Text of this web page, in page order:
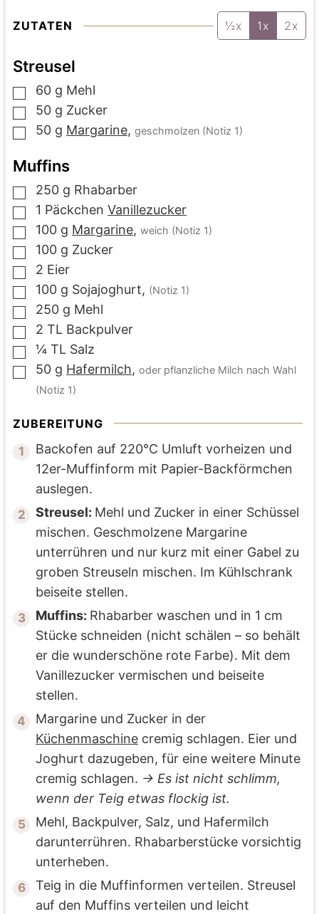
ZUTATEN ½x 1x 2x
Streusel
▢
60 g Mehl
▢
50 g Zucker
▢
50 g Margarine, geschmolzen (Notiz 1)
Muffins
▢
250 g Rhabarber
▢
1 Päckchen Vanillezucker
▢
100 g Margarine, weich (Notiz 1)
▢
100 g Zucker
▢
2 Eier
▢
100 g Sojajoghurt, (Notiz 1)
▢
250 g Mehl
▢
2 TL Backpulver
▢
¼ TL Salz
▢
50 g Hafermilch, oder pflanzliche Milch nach Wahl
(Notiz 1)
ZUBEREITUNG
Backofen auf 220°C Umluft vorheizen und
12er-Muffinform mit Papier-Backförmchen
auslegen.
Streusel: Mehl und Zucker in einer Schüssel
mischen. Geschmolzene Margarine
unterrühren und nur kurz mit einer Gabel zu
groben Streuseln mischen. Im Kühlschrank
beiseite stellen.
Muffins: Rhabarber waschen und in 1 cm
Stücke schneiden (nicht schälen – so behält
er die wunderschöne rote Farbe). Mit dem
Vanillezucker vermischen und beiseite
stellen.
Margarine und Zucker in der
Küchenmaschine cremig schlagen. Eier und
Joghurt dazugeben, für eine weitere Minute
cremig schlagen. → Es ist nicht schlimm,
wenn der Teig etwas flockig ist.
Mehl, Backpulver, Salz, und Hafermilch
darunterrühren. Rhabarberstücke vorsichtig
unterheben.
Teig in die Muffinformen verteilen. Streusel
auf den Muffins verteilen und leicht